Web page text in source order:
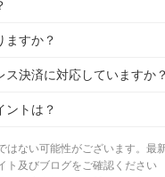
ますか？
ス決済に対応していますか？
ントは？
ない可能性がございます。最
ト及びブログをご確認ください